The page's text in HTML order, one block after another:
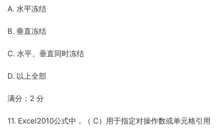
A. 水平冻结
B. 垂直冻结
C. 水平、垂直同时冻结
D. 以上全部
满分：2 分
11. Excel2010公式中，（ C）用于指定对操作数或单元格引用